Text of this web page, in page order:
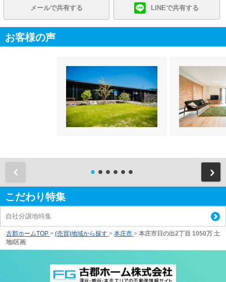
メールで共有する LINEで共有する
お客様の声
こだわり特集
自社分譲地特集
古郡ホームTOP > (売買)地域から探す > 本庄市 > 本庄市日の出2丁目 1050万 土
地I区画